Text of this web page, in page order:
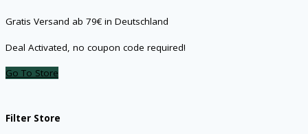
Gratis Versand ab 79€ in Deutschland
Deal Activated, no coupon code required!
Go To Store
Filter Store